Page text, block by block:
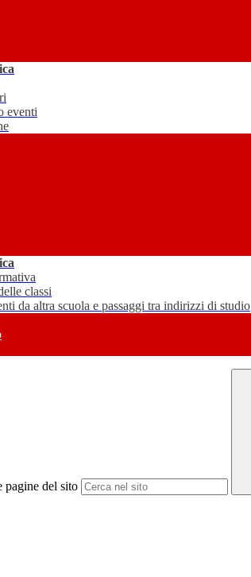
eventi
classi
da altra scuola e passaggi tra indirizzi di studio
pagine del sito